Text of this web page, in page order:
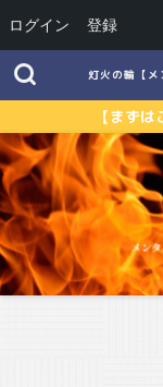
灯火の輪【メ
【まず
ログイン 登録